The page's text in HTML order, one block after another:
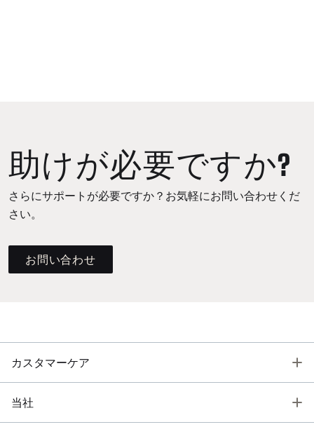
助けが必要ですか?
さらにサポートが必要ですか？お気軽にお問い合わせくだ
さい。
お問い合わせ
カスタマーケア
当社